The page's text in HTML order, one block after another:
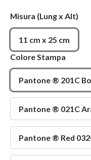
Misura (Lung x Alt)
11 cm x 25 cm
Colore Stampa
Pantone ® 201C
Pantone ® 021C
Pantone ® Red